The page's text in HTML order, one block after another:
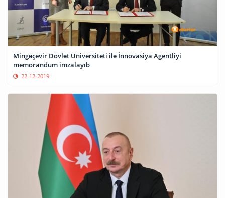
Mingəçevir Dövlət Universiteti ilə İnnovasiya Agentliyi
memorandum imzalayıb
22-12-2019